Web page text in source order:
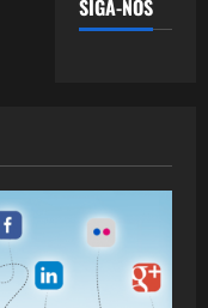
SIGA-NOS